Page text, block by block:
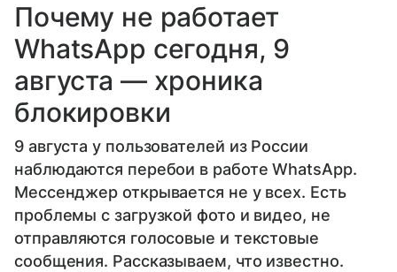
Почему не работает
WhatsApp сегодня, 9
августа — хроника
блокировки
9 августа у пользователей из России
наблюдаются перебои в работе WhatsApp.
Мессенджер открывается не у всех. Есть
проблемы с загрузкой фото и видео, не
отправляются голосовые и текстовые
сообщения. Рассказываем, что известно.